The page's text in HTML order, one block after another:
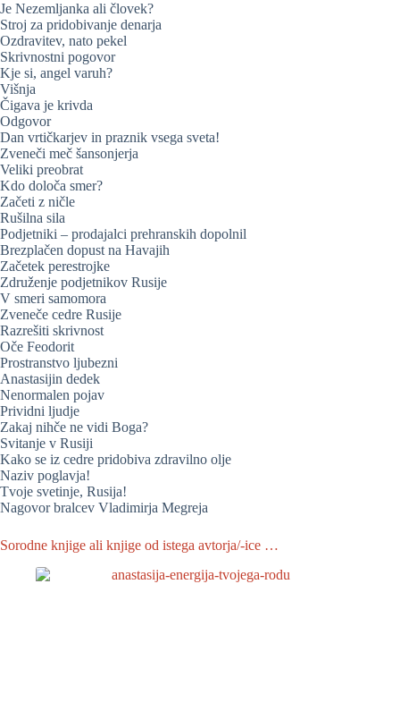
Je Nezemljanka ali človek?
Stroj za pridobivanje denarja
Ozdravitev, nato pekel
Skrivnostni pogovor
Kje si, angel varuh?
Višnja
Čigava je krivda
Odgovor
Dan vrtičkarjev in praznik vsega sveta!
Zveneči meč šansonjerja
Veliki preobrat
Kdo določa smer?
Začeti z ničle
Rušilna sila
Podjetniki – prodajalci prehranskih dopolnil
Brezplačen dopust na Havajih
Začetek perestrojke
Združenje podjetnikov Rusije
V smeri samomora
Zveneče cedre Rusije
Razrešiti skrivnost
Oče Feodorit
Prostranstvo ljubezni
Anastasijin dedek
Nenormalen pojav
Prividni ljudje
Zakaj nihče ne vidi Boga?
Svitanje v Rusiji
Kako se iz cedre pridobiva zdravilno olje
Naziv poglavja!
Tvoje svetinje, Rusija!
Nagovor bralcev Vladimirja Megreja
Sorodne knjige ali knjige od istega avtorja/-ice …